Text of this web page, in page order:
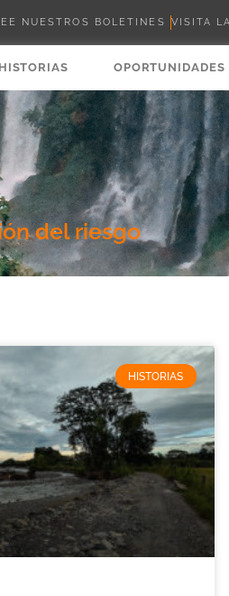
NUESTROS BOLETINES VISITA
HISTORIAS OPORTUNIDADES
del riesgo
HISTORIAS